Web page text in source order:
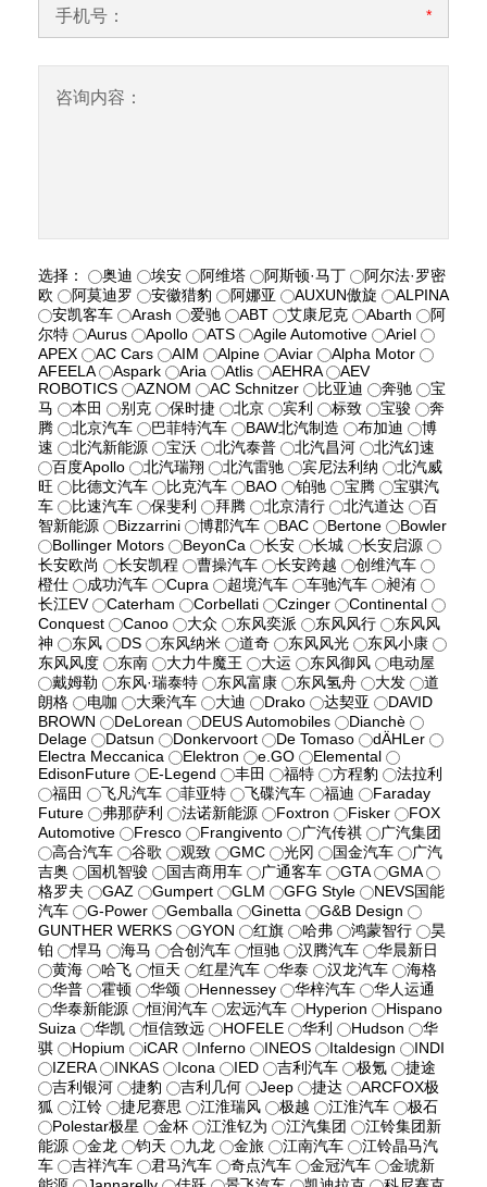
手机号： *
咨询内容：
选择： 奥迪 埃安 阿维塔 阿斯顿·马丁
阿尔法·罗密
欧
阿莫迪罗 安徽猎豹 阿娜亚 AUXUN傲旋
ALPINA
安凯客车
Arash 爱驰 ABT 艾康尼克 Abarth
阿
尔特
Aurus Apollo ATS Agile Automotive
Ariel
APEX
AC Cars AIM Alpine Aviar
Alpha Motor
AFEELA
Aspark Aria Atlis AEHRA
AEV
ROBOTICS
AZNOM AC Schnitzer 比亚迪 奔驰
宝
马
本田 别克 保时捷 北京 宾利 标致 宝骏
奔
腾
北京汽车 巴菲特汽车 BAW北汽制造 布加迪
博
速
北汽新能源 宝沃 北汽泰普 北汽昌河
北汽幻速
百度Apollo
北汽瑞翔 北汽雷驰 宾尼法利纳
北汽威
旺
比德文汽车 比克汽车 BAO 铂驰 宝腾
宝骐汽
车
比速汽车 保斐利 拜腾 北京清行 北汽道达
百
智新能源
Bizzarrini 博郡汽车 BAC Bertone
Bowler
Bollinger Motors
BeyonCa 长安 长城
长安启源
长安欧尚
长安凯程 曹操汽车 长安跨越
创维汽车
橙仕
成功汽车 Cupra 超境汽车 车驰汽车
昶洧
长江EV
Caterham Corbellati Czinger
Continental
Conquest
Canoo 大众 东风奕派 东风风行
东风风
神
东风 DS 东风纳米 道奇 东风风光
东风小康
东风风度
东南 大力牛魔王 大运 东风御风
电动屋
戴姆勒
东风·瑞泰特 东风富康 东风氢舟 大发
道
朗格
电咖 大乘汽车 大迪 Drako 达契亚
DAVID
BROWN
DeLorean DEUS Automobiles
Dianchè
Delage
Datsun Donkervoort De Tomaso
dÄHLer
Electra Meccanica
Elektron e.GO
Elemental
EdisonFuture
E-Legend 丰田 福特 方程豹
法拉利
福田
飞凡汽车 菲亚特 飞碟汽车 福迪
Faraday
Future
弗那萨利 法诺新能源 Foxtron Fisker
FOX
Automotive
Fresco Frangivento 广汽传祺
广汽集团
高合汽车
谷歌 观致 GMC 光冈 国金汽车
广汽
吉奥
国机智骏 国吉商用车 广通客车 GTA
GMA
格罗夫
GAZ Gumpert GLM GFG Style
NEVS国能
汽车
G-Power Gemballa Ginetta
G&B Design
GUNTHER WERKS
GYON 红旗 哈弗 鸿蒙智行
昊
铂
悍马 海马 合创汽车 恒驰 汉腾汽车
华晨新日
黄海
哈飞 恒天 红星汽车 华泰 汉龙汽车
海格
华普
霍顿 华颂 Hennessey 华梓汽车
华人运通
华泰新能源
恒润汽车 宏远汽车 Hyperion
Hispano
Suiza
华凯 恒信致远 HOFELE 华利 Hudson
华
骐
Hopium iCAR Inferno INEOS Italdesign
INDI
IZERA
INKAS Icona IED 吉利汽车 极氪
捷途
吉利银河
捷豹 吉利几何 Jeep 捷达
ARCFOX极
狐
江铃 捷尼赛思 江淮瑞风 极越 江淮汽车
极石
Polestar极星
金杯 江淮钇为 江汽集团
江铃集团新
能源
金龙 钧天 九龙 金旅 江南汽车
江铃晶马汽
车
吉祥汽车 君马汽车 奇点汽车 金冠汽车
金琥新